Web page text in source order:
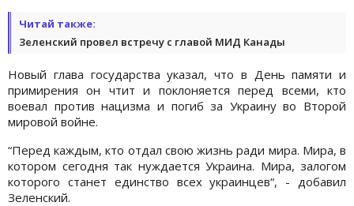
Читай также:
Зеленский провел встречу с главой МИД Канады
Новый глава государства указал, что в День памяти и
примирения он чтит и поклоняется перед всеми, кто
воевал против нацизма и погиб за Украину во Второй
мировой войне.
“Перед каждым, кто отдал свою жизнь ради мира. Мира, в
котором сегодня так нуждается Украина. Мира, залогом
которого станет единство всех украинцев“, - добавил
Зеленский.